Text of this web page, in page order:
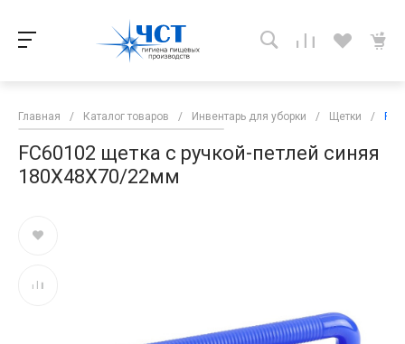
Главная / Каталог товаров / Инвентарь для уборки / Щетки /
FC60102 щетка с ручкой-петлей синяя
180X48X70/22мм